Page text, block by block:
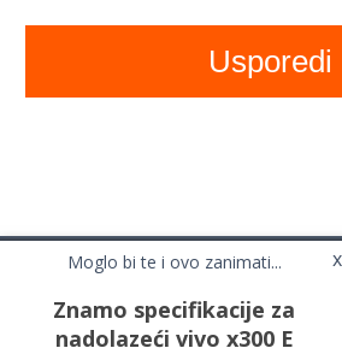
Moglo bi te i ovo zanimati... x
Znamo specifikacije za
nadolazeći vivo x300 E